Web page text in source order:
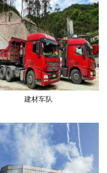
建材车队